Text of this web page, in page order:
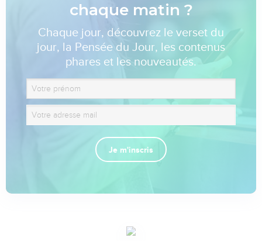
chaque matin ?
Chaque jour, découvrez le verset du
jour, la Pensée du Jour, les contenus
phares et les nouveautés.
Je m'inscris